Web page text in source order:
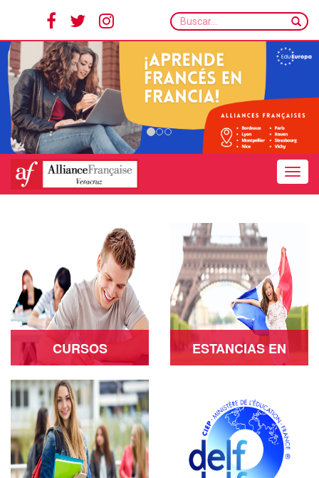
Buscar...
CURSOS
Ver más
ESTANCIAS EN
FRANCIA